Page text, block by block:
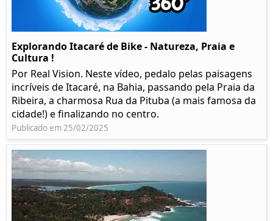
Explorando Itacaré de Bike - Natureza, Praia e
Cultura !
Por Real Vision. Neste vídeo, pedalo pelas paisagens
incríveis de Itacaré, na Bahia, passando pela Praia da
Ribeira, a charmosa Rua da Pituba (a mais famosa da
cidade!) e finalizando no centro.
Publicado em 25/02/2025